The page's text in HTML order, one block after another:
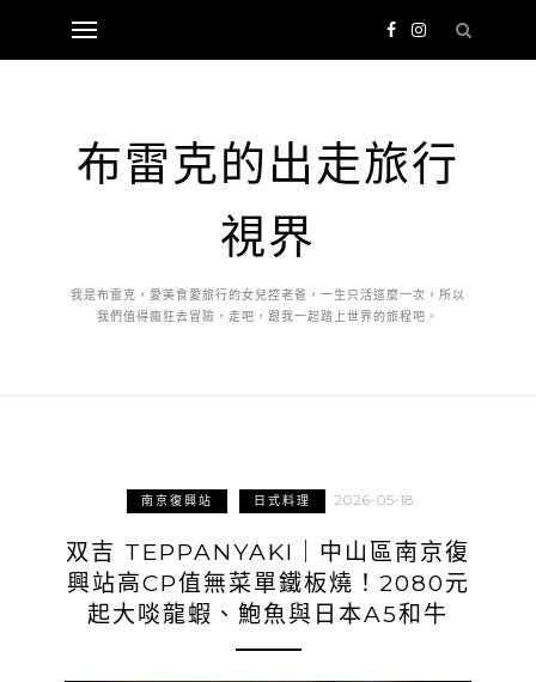
布雷克的出走旅行
視界
我是布雷克，愛美食愛旅行的女兒控老爸，一生只活這麼一次，所以
我們值得瘋狂去冒險，走吧，跟我一起踏上世界的旅程吧。
南京復興站 日式料理 2026-05-18
双吉 TEPPANYAKI｜中山區南京復
興站高CP值無菜單鐵板燒！2080元
起大啖龍蝦、鮑魚與日本A5和牛